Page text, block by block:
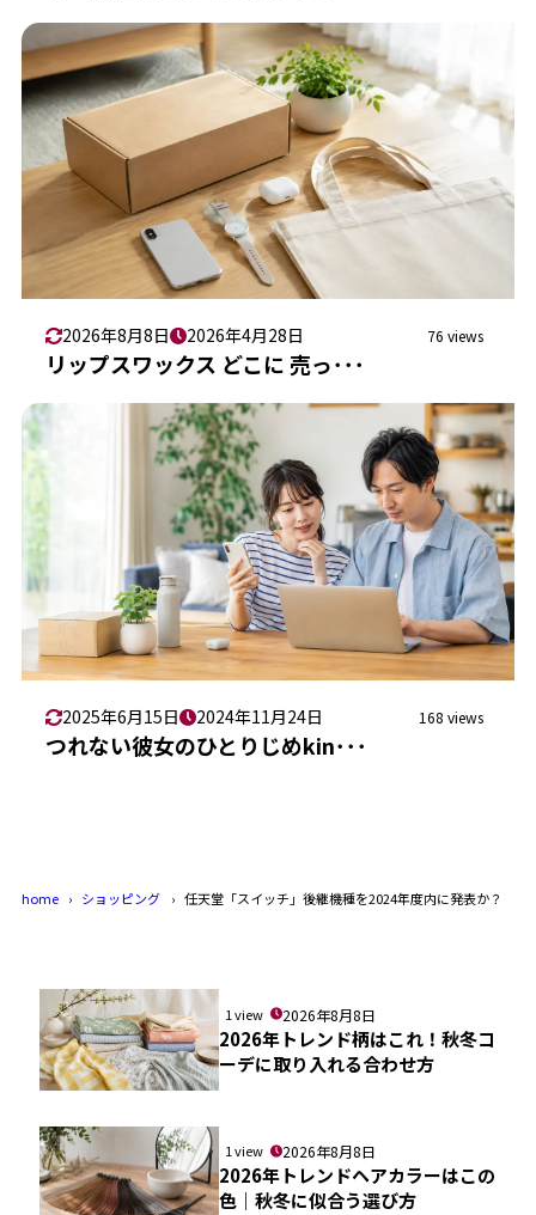
2026年8月8日 2026年4月28日 76 views
リップスワックス どこに 売っ･･･
2025年6月15日 2024年11月24日 168 views
つれない彼女のひとりじめkin･･･
home ショッピング 任天堂「スイッチ」後継機種を2024年度内に発表か？
1 view 2026年8月8日
2026年トレンド柄はこれ！秋冬コ
ーデに取り入れる合わせ方
1 view 2026年8月8日
2026年トレンドヘアカラーはこの
色｜秋冬に似合う選び方